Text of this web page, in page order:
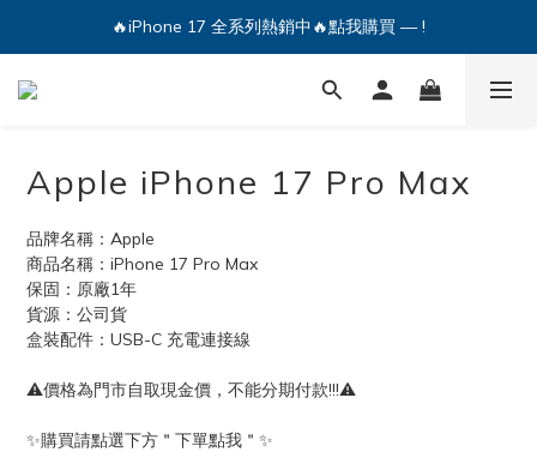
🔥iPhone 17 全系列熱銷中🔥點我購買 — !
💕加入Q哥 Line 新好友領優惠券！🎫
🔥iPhone 17 全系列熱銷中🔥點我購買 — !
Apple iPhone 17 Pro Max
品牌名稱：Apple
商品名稱：iPhone 17 Pro Max
保固：原廠1年
貨源：公司貨
盒裝配件：USB-C 充電連接線
⚠️價格為門市自取現金價，不能分期付款!!!⚠️
✨購買請點選下方＂下單點我＂✨